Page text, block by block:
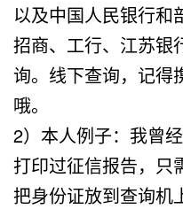
以及中国人民银行和
招商、工行、江苏银
询。线下查询，记得
哦。
2）本人例子：我曾
打印过征信报告，只
把身份证放到查询机